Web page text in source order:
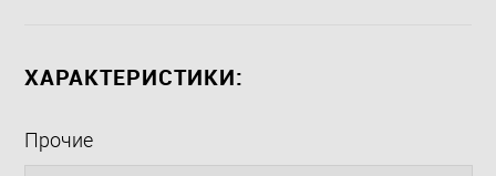
ХАРАКТЕРИСТИКИ:
Прочие